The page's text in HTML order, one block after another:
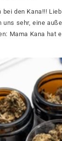
bei den Kana!!!
uns sehr, eine
Mama Kana hat